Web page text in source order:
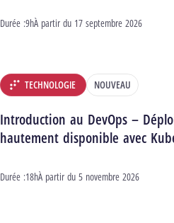
Durée :9hDébut :
À partir du 17 septembre 2026
DÉPARTEMENT :
TECHNOLOGIE NOUVEAU
Introduction au DevOps –
hautement disponible avec
Durée :18hDébut :
À partir du 5 novembre 2026